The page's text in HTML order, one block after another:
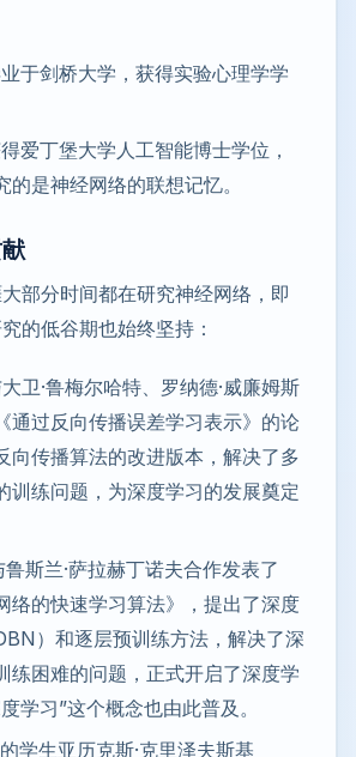
业于剑桥大学，获得实验心理学学
得爱丁堡大学人工智能博士学位，
的是神经网络的联想记忆。
部分时间都在研究神经网络，即
的低谷期也始终坚持：
大卫·鲁梅尔哈特、罗纳德·威廉姆斯
通过反向传播误差学习表示》的论
向传播算法的改进版本，解决了多
训练问题，为深度学习的发展奠定
鲁斯兰·萨拉赫丁诺夫合作发表了
络的快速学习算法》，提出了深度
）和逐层预训练方法，解决了深
练困难的问题，正式开启了深度学
学习”这个概念也由此普及。
的学生亚历克斯·克里泽夫斯基